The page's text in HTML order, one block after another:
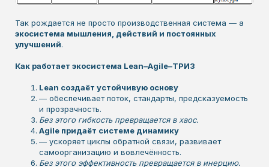
Так рождается не просто производственная система — а
экосистема мышления, действий и постоянных
улучшений.
Как работает экосистема Lean–Agile–ТРИЗ
Lean создаёт устойчивую основу
— обеспечивает поток, стандарты, предсказуемость
и прозрачность.
Без этого гибкость превращается в хаос.
Agile придаёт системе динамику
— ускоряет циклы обратной связи, развивает
самоорганизацию и вовлечённость.
Без этого эффективность превращается в инерцию.